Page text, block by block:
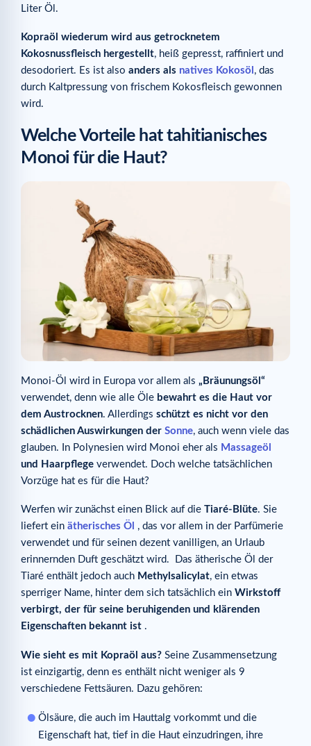
Liter Öl.
Kopraöl wiederum wird aus getrocknetem
Kokosnussfleisch hergestellt, heiß gepresst, raffiniert und
desodoriert. Es ist also anders als natives Kokosöl , das
durch Kaltpressung von frischem Kokosfleisch gewonnen
wird.
Welche Vorteile hat tahitianisches
Monoi für die Haut?
Monoi-Öl wird in Europa vor allem als „Bräunungsöl“
verwendet, denn wie alle Öle bewahrt es die Haut vor
dem Austrocknen. Allerdings schützt es nicht vor den
schädlichen Auswirkungen der Sonne, auch wenn viele das
glauben. In Polynesien wird Monoi eher als Massageöl
und Haarpflege verwendet. Doch welche tatsächlichen
Vorzüge hat es für die Haut?
Werfen wir zunächst einen Blick auf die Tiaré-Blüte. Sie
liefert ein ätherisches Öl , das vor allem in der Parfümerie
verwendet und für seinen dezent vanilligen, an Urlaub
erinnernden Duft geschätzt wird. Das ätherische Öl der
Tiaré enthält jedoch auch Methylsalicylat, ein etwas
sperriger Name, hinter dem sich tatsächlich ein Wirkstoff
verbirgt, der für seine beruhigenden und klärenden
Eigenschaften bekannt ist .
Wie sieht es mit Kopraöl aus? Seine Zusammensetzung
ist einzigartig, denn es enthält nicht weniger als 9
verschiedene Fettsäuren. Dazu gehören:
Ölsäure, die auch im Hauttalg vorkommt und die
Eigenschaft hat, tief in die Haut einzudringen, ihre